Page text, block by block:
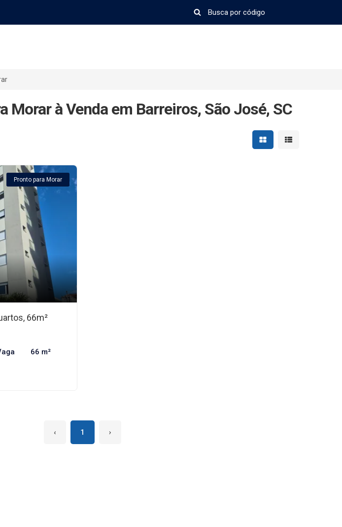
Morar à Venda em Barreiros, São José, SC
Mostrar resultados em
Mostrar
Pronto para Morar
66m²
66 m²
‹ 1 ›